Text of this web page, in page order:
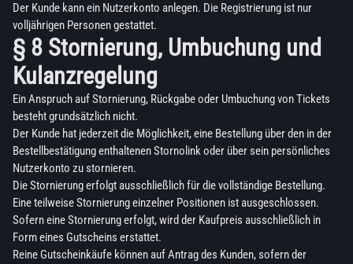
Der Kunde kann ein Nutzerkonto anlegen. Die Registrierung ist nur
volljährigen Personen gestattet.
§ 8 Stornierung, Umbuchung und
Kulanzregelung
Ein Anspruch auf Stornierung, Rückgabe oder Umbuchung von Tickets
besteht grundsätzlich nicht.
Der Kunde hat jederzeit die Möglichkeit, eine Bestellung über den in der
Bestellbestätigung enthaltenen Stornolink oder über sein persönliches
Nutzerkonto zu stornieren.
Die Stornierung erfolgt ausschließlich für die vollständige Bestellung.
Eine teilweise Stornierung einzelner Positionen ist ausgeschlossen.
Sofern eine Stornierung erfolgt, wird der Kaufpreis ausschließlich in
Form eines Gutscheins erstattet.
Reine Gutscheinkäufe können auf Antrag des Kunden, sofern der